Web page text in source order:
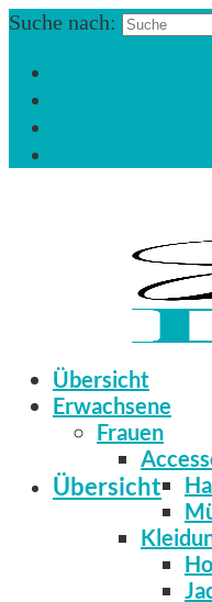
Suche nach:
Übersicht
Übersicht
Erwachsene
Frauen